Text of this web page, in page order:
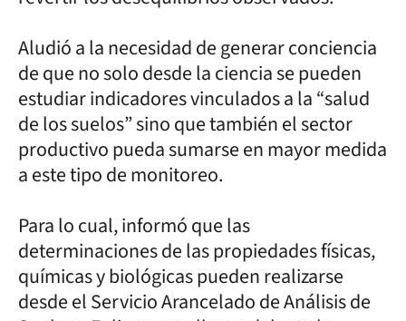
Aludió a la necesidad de generar conciencia
de que no solo desde la ciencia se pueden
estudiar indicadores vinculados a la “salud
de los suelos” sino que también el sector
productivo pueda sumarse en mayor medida
a este tipo de monitoreo.
Para lo cual, informó que las
determinaciones de las propiedades físicas,
químicas y biológicas pueden realizarse
desde el Servicio Arancelado de Análisis de